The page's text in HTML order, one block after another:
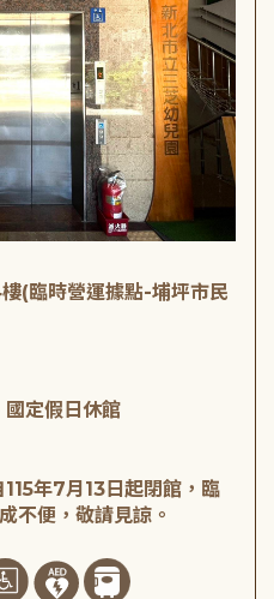
(臨時營運據點-埔坪市民
定假日休館
年7月13日起閉館，臨
不便，敬請見諒。